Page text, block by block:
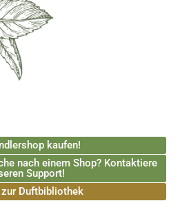
kaufen!
nach einem Shop? Kontaktiere
Support!
Duftbibliothek